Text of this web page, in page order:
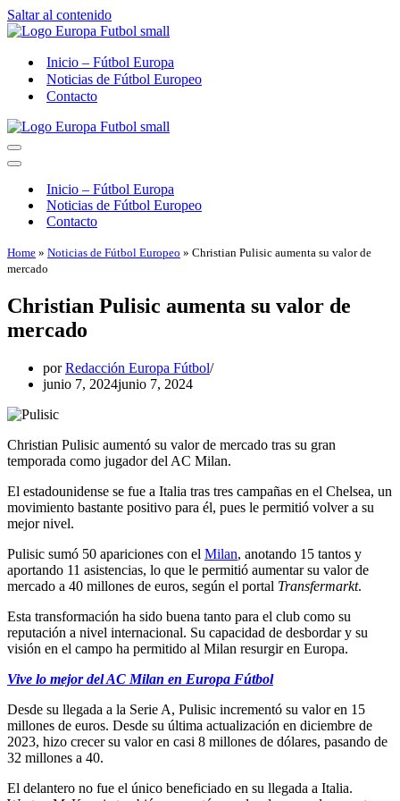
Saltar al contenido
Inicio – Fútbol Europa
Noticias de Fútbol Europeo
Contacto
Menú
de
Menú
navegaciónInicio – Fútbol Europa
Noticias de Fútbol Europeo
Contacto
Home » Noticias de Fútbol Europeo » Christian Pulisic aumenta su valor de
mercado
Christian Pulisic aumenta su valor de
mercado
porRedacción Europa Fútbol
junio 7, 2024junio 7, 2024
Christian Pulisic aumentó su valor de mercado tras su gran
temporada como jugador del AC Milan.
El estadounidense se fue a Italia tras tres campañas en el Chelsea, un
movimiento bastante positivo para él, pues le permitió volver a su
mejor nivel.
Pulisic sumó 50 apariciones con el Milan, anotando 15 tantos y
aportando 11 asistencias, lo que le permitió aumentar su valor de
mercado a 40 millones de euros, según el portal Transfermarkt.
Esta transformación ha sido buena tanto para el club como su
reputación a nivel internacional. Su capacidad de desbordar y su
visión en el campo ha permitido al Milan resurgir en Europa.
Vive lo mejor del AC Milan en Europa Fútbol
Desde su llegada a la Serie A, Pulisic incrementó su valor en 15
millones de euros. Desde su última actualización en diciembre de
2023, hizo crecer su valor en casi 8 millones de dólares, pasando de
32 millones a 40.
El delantero no fue el único beneficiado en su llegada a Italia.